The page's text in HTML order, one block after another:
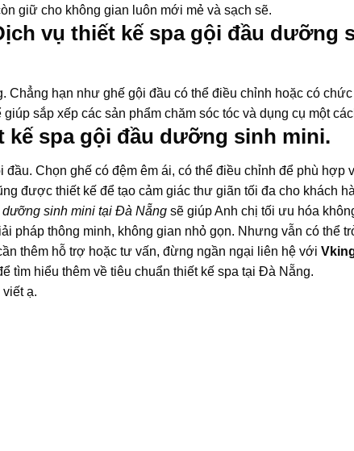
giữ cho không gian luôn mới mẻ và sạch sẽ.
vụ thiết kế spa gội đầu dưỡng
Chẳng hạn như ghế gội đầu có thể điều chỉnh hoặc có
sắp xếp các sản phẩm chăm sóc tóc và dụng cụ một
kế spa gội đầu dưỡng sinh mini.
Chọn ghế có đệm êm ái, có thể điều chỉnh để phù hợp
được thiết kế để tạo cảm giác thư giãn tối đa cho khách
dưỡng sinh mini tại Đà Nẵng sẽ giúp Anh chị tối ưu hóa
pháp thông minh, không gian nhỏ gọn. Nhưng vẫn có thể
thêm hỗ trợ hoặc tư vấn, đừng ngần ngại liên hệ với
tìm hiểu thêm về tiêu chuẩn thiết kế spa tại Đà Nẵng.
ạ.